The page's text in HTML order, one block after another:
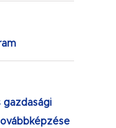
gazdasági